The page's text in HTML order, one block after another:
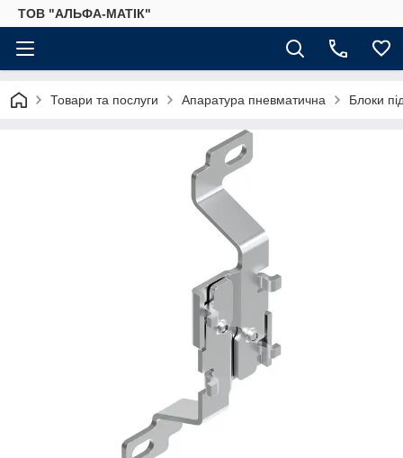
ТОВ "АЛЬФА-МАТІК"
Товари та послуги Апаратура пневматична Блоки